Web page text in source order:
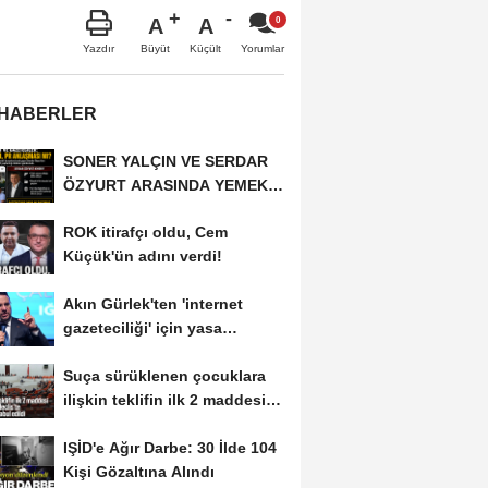
Yazdır
A
Büyüt
A
Küçült Yorumlar
SONER YALÇIN VE SERDAR
ÖZYURT ARASINDA YEMEK
ROK itirafçı oldu, Cem
Küçük'ün adını verdi!
Akın Gürlek'ten 'internet
gazeteciliği' için yasa
Suça sürüklenen çocuklara
ilişkin teklifin ilk 2 maddesi
IŞİD'e Ağır Darbe: 30 İlde 104
Kişi Gözaltına Alındı